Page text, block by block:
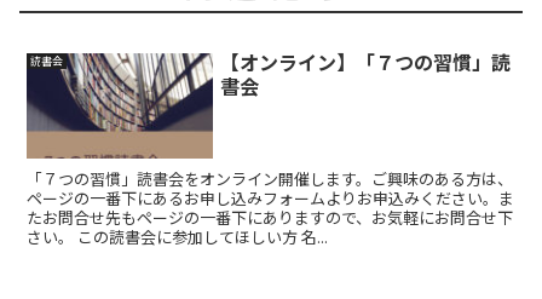
読書会
【オンライン】「７つの習慣」読
書会
「７つの習慣」読書会をオンライン開催します。ご興味のある方は、
ページの一番下にあるお申し込みフォームよりお申込みください。ま
たお問合せ先もページの一番下にありますので、お気軽にお問合せ下
さい。 この読書会に参加してほしい方 名...